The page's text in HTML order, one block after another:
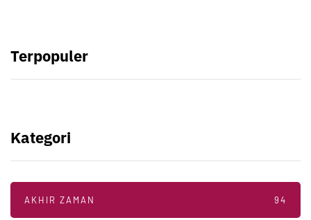
Terpopuler
Kategori
AKHIR ZAMAN 94